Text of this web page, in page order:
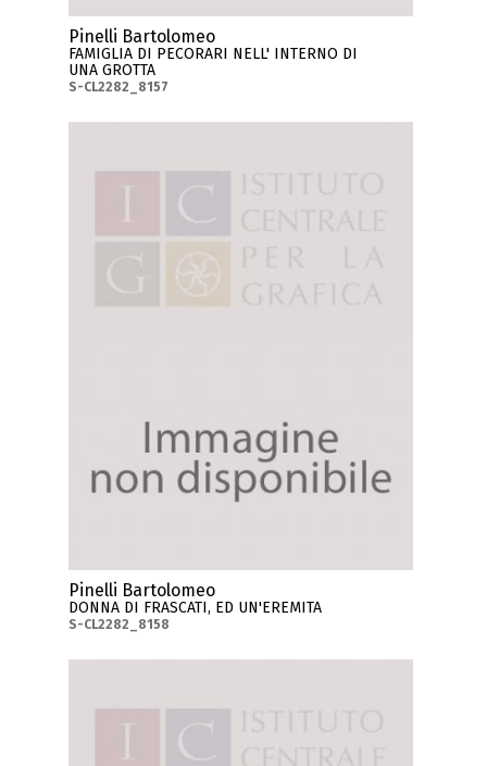
Pinelli Bartolomeo
FAMIGLIA DI PECORARI NELL' INTERNO DI
UNA GROTTA
S-CL2282_8157
Pinelli Bartolomeo
DONNA DI FRASCATI, ED UN'EREMITA
S-CL2282_8158